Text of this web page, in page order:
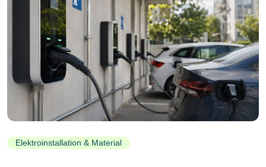
Elektroinstallation & Material